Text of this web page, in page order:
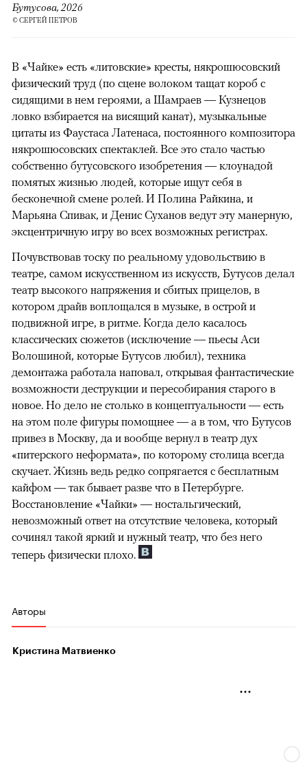
Бутусова, 2026
© СЕРГЕЙ ПЕТРОВ
В «Чайке» есть «литовские» кресты, някрошюсовский
физический труд (по сцене волоком тащат короб с
сидящими в нем героями, а Шамраев — Кузнецов
ловко взбирается на висящий канат), музыкальные
цитаты из Фаустаса Латенаса, постоянного композитора
някрошюсовских спектаклей. Все это стало частью
собственно бутусовского изобретения — клоунадой
помятых жизнью людей, которые ищут себя в
бесконечной смене ролей. И Полина Райкина, и
Марьяна Спивак, и Денис Суханов ведут эту манерную,
эксцентричную игру во всех возможных регистрах.
Почувствовав тоску по реальному удовольствию в
театре, самом искусственном из искусств, Бутусов делал
театр высокого напряжения и сбитых прицелов, в
котором драйв воплощался в музыке, в острой и
подвижной игре, в ритме. Когда дело касалось
классических сюжетов (исключение — пьесы Аси
Волошиной, которые Бутусов любил), техника
демонтажа работала наповал, открывая фантастические
возможности деструкции и пересобирания старого в
новое. Но дело не столько в концептуальности — есть
на этом поле фигуры помощнее — а в том, что Бутусов
привез в Москву, да и вообще вернул в театр дух
«питерского неформата», по которому столица всегда
скучает. Жизнь ведь редко сопрягается с бесплатным
кайфом — так бывает разве что в Петербурге.
Восстановление «Чайки» — ностальгический,
невозможный ответ на отсутствие человека, который
сочинял такой яркий и нужный театр, что без него
теперь физически плохо.
Авторы
Кристина Матвиенко